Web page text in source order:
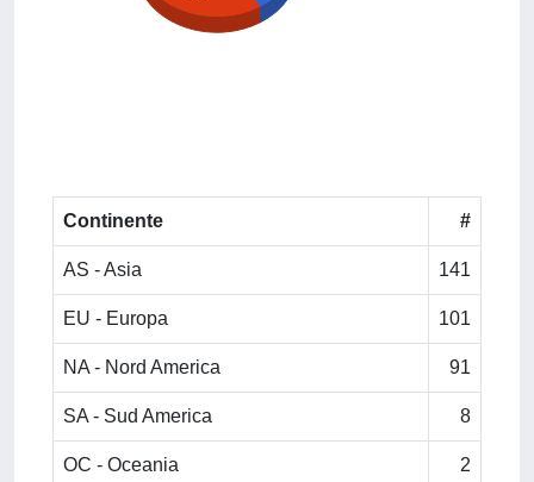
Continente #
AS - Asia 141
EU - Europa 101
NA - Nord America 91
SA - Sud America 8
OC - Oceania 2